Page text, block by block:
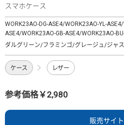
スマホケース
WORK23AO-DG-ASE4/WORK23AO-YL-
ASE4/WORK23AO-GB-ASE4/WORK23AO-
ダルグリーン/フラミンゴ/グレージュ/ジャ
ケース レザー
参考価格￥2,980
販売サイ